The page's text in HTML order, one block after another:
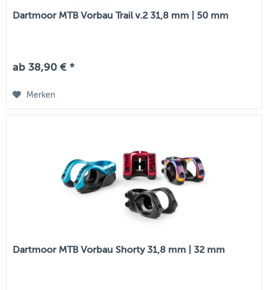
Dartmoor MTB Vorbau Trail v.2 31,8 mm | 50 mm
ab 38,90 € *
Merken
Dartmoor MTB Vorbau Shorty 31,8 mm | 32 mm